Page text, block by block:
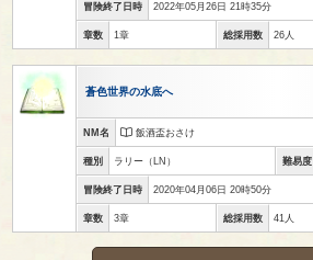
冒険終了日時 2022年05月26日 21時35分
章数 1章 総採用数 26人
蒼色世界の水底へ
NM名 飯酒盃おさけ
種別 ラリー （LN） 難易度
冒険終了日時 2020年04月06日 20時50分
章数 3章 総採用数 41人